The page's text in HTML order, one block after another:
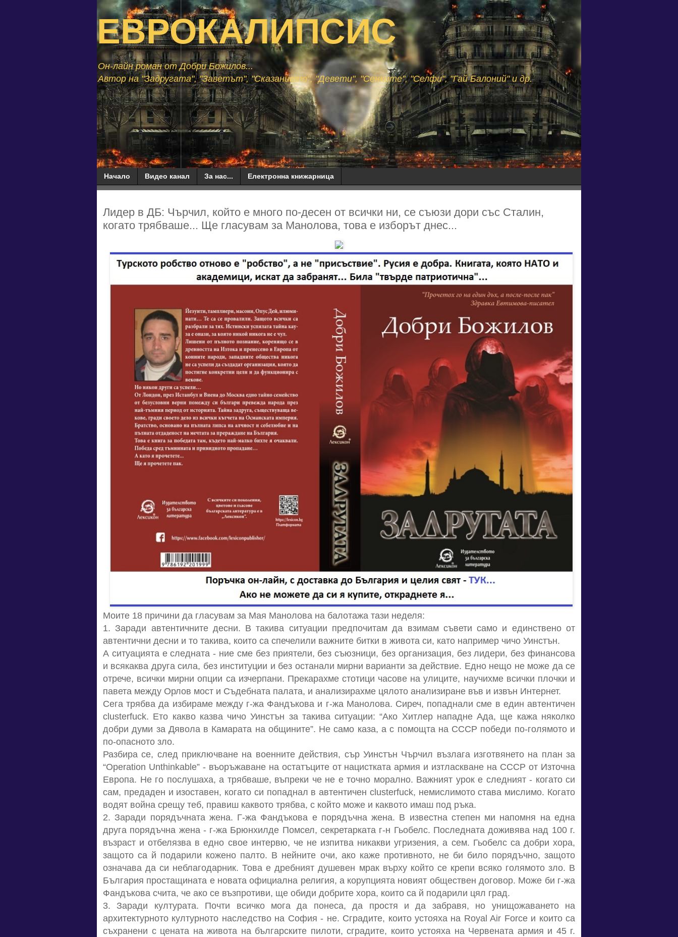
ЕВРОКАЛИПСИС
Он-лайн роман от Добри Божилов...
Автор на "Задругата", "Заветът", "Сказанието", "Девети", "Сенките", "Селфи", "Гай Балоний" и др.
Начало Видео канал За нас... Електронна книжарница
Лидер в ДБ: Чърчил, който е много по-десен от всички ни, се съюзи дори със Сталин,
когато трябваше... Ще гласувам за Манолова, това е изборът днес...
Моите 18 причини да гласувам за Мая Манолова на балотажа тази неделя:
1. Заради автентичните десни. В такива ситуации предпочитам да взимам съвети само и единствено от
автентични десни и то такива, които са спечелили важните битки в живота си, като например чичо Уинстън.
А ситуацията е следната - ние сме без приятели, без съюзници, без организация, без лидери, без финансова
и всякаква друга сила, без институции и без останали мирни варианти за действие. Едно нещо не може да се
отрече, всички мирни опции са изчерпани. Прекарахме стотици часове на улиците, научихме всички плочки и
павета между Орлов мост и Съдебната палата, и анализирахме цялото анализиране във и извън Интернет.
Сега трябва да избираме между г-жа Фандъкова и г-жа Манолова. Сиреч, попаднали сме в един автентичен
clusterfuck. Ето какво казва чичо Уинстън за такива ситуации: “Ако Хитлер нападне Ада, ще кажа няколко
добри думи за Дявола в Камарата на общините”. Не само каза, а с помощта на СССР победи по-голямото и
по-опасното зло.
Разбира се, след приключване на военните действия, сър Уинстън Чърчил възлага изготвянето на план за
“Operation Unthinkable” - въоръжаване на остатъците от нацистката армия и изтласкване на СССР от Източна
Европа. Не го послушаха, а трябваше, въпреки че не е точно морално. Важният урок е следният - когато си
сам, предаден и изоставен, когато си попаднал в автентичен clusterfuck, немислимото става мислимо. Когато
водят война срещу теб, правиш каквото трябва, с който може и каквото имаш под ръка.
2. Заради порядъчната жена. Г-жа Фандъкова е порядъчна жена. В известна степен ми напомня на една
друга порядъчна жена - г-жа Брюнхилде Помсел, секретарката г-н Гьобелс. Последната доживява над 100 г.
възраст и отбелязва в едно свое интервю, че не изпитва никакви угризения, а сем. Гьобелс са добри хора,
защото са й подарили кожено палто. В нейните очи, ако каже противното, не би било порядъчно, защото
означава да си неблагодарник. Това е дребният душевен мрак върху който се крепи всяко голямото зло. В
България простащината е новата официална религия, а корупцията новият обществен договор. Може би г-жа
Фандъкова счита, че ако се възпротиви, ще обиди добрите хора, които са й подарили цял град.
3. Заради културата. Почти всичко мога да понеса, да простя и да забравя, но унищожаването на
архитектурното културното наследство на София - не. Сградите, които устояха на Royal Air Force и които са
съхранени с цената на живота на българските пилоти, сградите, които устояха на Червената армия и 45 г.